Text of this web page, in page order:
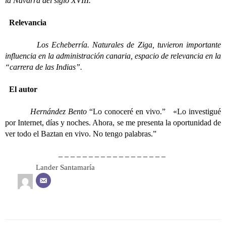
Relevancia
Los Echeberría. Naturales de Ziga, tuvieron importante
influencia en la administración canaria, espacio de relevancia en la
“carrera de las Indias”.
El autor
Hernández Bento “Lo conoceré en vivo.”
«Lo investigué
por Internet, días y noches. Ahora, se me presenta la oportunidad de
ver todo el Baztan en vivo. No tengo palabras.”
– – – – – – – – – – – – – – – – – –
Lander Santamaría